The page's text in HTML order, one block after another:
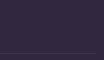
du et bredt utvalg
Cisco og Ubiquiti
Enten du skal
profesjonell